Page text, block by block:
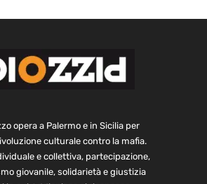
opera a Palermo e in Sicilia per
culturale contro la mafia.
e collettiva, partecipazione,
giovanile, solidarietà e giustizia